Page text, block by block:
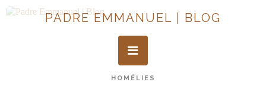
PADRE EMMANUEL | BLOG
HOMÉLIES